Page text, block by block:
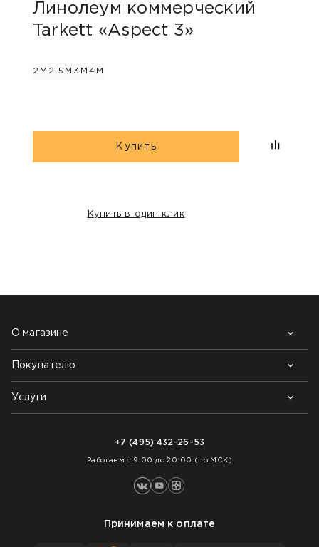
Линолеум коммерческий
Tarkett «Aspect 3»
2М 2.5М 3М 4М
Купить
Купить в один клик
О магазине
Почему выбирают нас
Контакты
Блог
Покупателю
Возврат товара
Как заказать
Услуги
+7 (495) 432-26-53
Работаем с 9:00 до 20:00 (по МСК)
Принимаем к оплате